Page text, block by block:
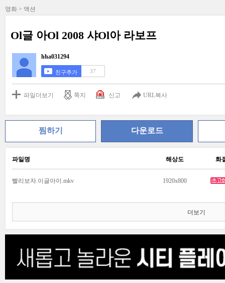
영화 > 액션
Ol글 아Ol 2008 샤Ol아 라보프
hha031294
친구추가 37
파일더보기 쪽지 신고 URL복사
찜하기 다운로드
파일명 해상도 화
빨리보자.이글아이.mkv 1920x800
더보기